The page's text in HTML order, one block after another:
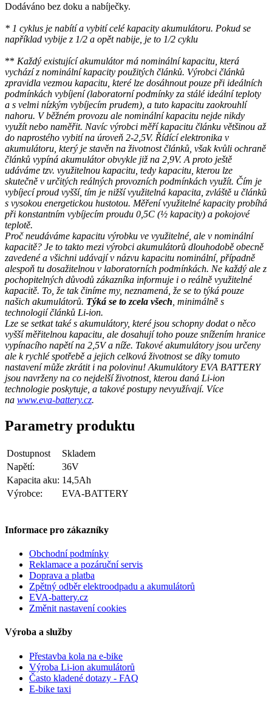
Dodáváno bez doku a nabíječky.
* 1 cyklus je nabítí a vybití celé kapacity akumulátoru. Pokud se
například vybije z 1/2 a opět nabije, je to 1/2 cyklu
** Každý existující akumulátor má nominální kapacitu, která
vychází z nominální kapacity použitých článků. Výrobci článků
zpravidla vezmou kapacitu, které lze dosáhnout pouze při ideálních
podmínkách vybíjení (laboratorní podmínky za stálé ideální teploty
a s velmi nízkým vybíjecím prudem), a tuto kapacitu zaokrouhlí
nahoru. V běžném provozu ale nominální kapacitu nejde nikdy
využít nebo naměřit. Navíc výrobci měří kapacitu článku většinou až
do naprostého vybití na úroveň 2-2,5V. Řídící elektronika v
akumulátoru, který je stavěn na životnost článků, však kvůli ochraně
článků vypíná akumulátor obvykle již na 2,9V. A proto ještě
udáváme tzv. využitelnou kapacitu, tedy kapacitu, kterou lze
skutečně v určitých reálných provozních podmínkách využít. Čím je
vybíjecí proud vyšší, tím je nižší využitelná kapacita, zvláště u článků
s vysokou energetickou hustotou. Měření využitelné kapacity probíhá
při konstantním vybíjecím proudu 0,5C (½ kapacity) a pokojové
teplotě.
Proč neudáváme kapacitu výrobku ve využitelné, ale v nominální
kapacitě? Je to takto mezi výrobci akumulátorů dlouhodobě obecně
zavedené a všichni udávají v názvu kapacitu nominální, případně
alespoň tu dosažitelnou v laboratorních podmínkách. Ne každý ale z
pochopitelných důvodů zákazníka informuje i o reálně využitelné
kapacitě. To, že tak činíme my, neznamená, že se to týká pouze
našich akumulátorů. Týká se to zcela všech , minimálně s
technologií článků Li-ion.
Lze se setkat také s akumulátory, které jsou schopny dodat o něco
vyšší měřitelnou kapacitu, ale dosahují toho pouze snížením hranice
vypínacího napětí na 2,5V a níže. Takové akumulátory jsou určeny
ale k rychlé spotřebě a jejich celková životnost se díky tomuto
nastavení může zkrátit i na polovinu! Akumulátory EVA BATTERY
jsou navrženy na co nejdelší životnost, kterou daná Li-ion
technologie poskytuje, a takové postupy nevyužívají. Více
na www.eva-battery.cz.
Parametry produktu
Dostupnost
Skladem
Napětí:
36V
Kapacita aku: 14,5Ah
Výrobce:
EVA-BATTERY
Informace pro zákazníky
Obchodní podmínky
Reklamace a pozáruční servis
Doprava a platba
Zpětný odběr elektroodpadu a akumulátorů
EVA-battery.cz
Změnit nastavení cookies
Výroba a služby
Přestavba kola na e-bike
Výroba Li-ion akumulátorů
Často kladené dotazy - FAQ
E-bike taxi